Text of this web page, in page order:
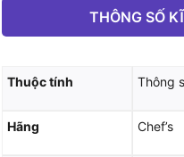
THÔNG SỐ
Thuộc tính Thông
Hãng Chef’s